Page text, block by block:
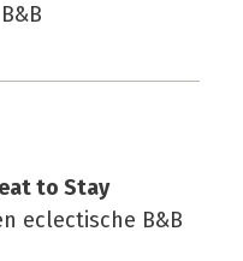
to Stay
eclectische B&B